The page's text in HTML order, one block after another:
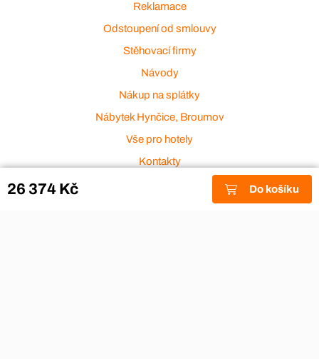
26 374 Kč Do košíku
Reklamace
Odstoupení od smlouvy
Stěhovací firmy
Návody
Nákup na splátky
Nábytek Hynčice, Broumov
Vše pro hotely
Kontakty
Přijímáme platební karty